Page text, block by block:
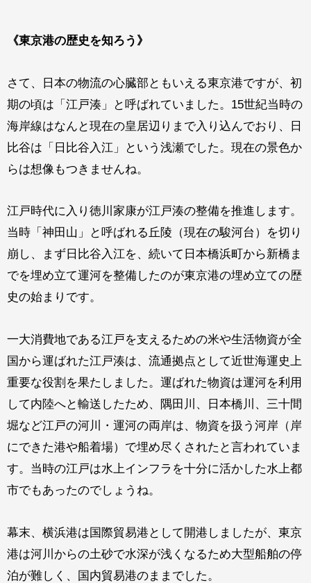
《東京港の歴史を知ろう 》
さて、日本の物流の心臓部ともいえる東京港ですが、初
期の頃は「江戸湊」と呼ばれていました。15世紀当時の
海岸線はなんと現在の皇居辺りまで入り込んでおり、日
比谷は「日比谷入江」という浅瀬でした。現在の景色か
らは想像もつきませんね。
江戸時代に入り徳川家康が江戸湊の整備を推進します。
当時「神田山」と呼ばれる丘陵（現在の駿河台）を切り
崩し、まず日比谷入江を、続いて日本橋浜町から新橋ま
でを埋め立て運河を整備したのが東京港の埋め立ての歴
史の始まりです。
一大消費地である江戸を支えるための米や生活物資が全
国から運ばれた江戸湊は、流通拠点として近世海運史上
重要な役割を果たしました。運ばれた物資は運河を利用
して内陸へと輸送したため、隅田川、日本橋川、三十間
堀など江戸の河川・運河の両岸は、物資を扱う河岸（岸
にできた港や船着場）で埋め尽くされたと言われていま
す。当時の江戸は水上インフラを十分に活かした水上都
市でもあったのでしょうね。
幕末、横浜港は国際貿易港として開港しましたが、東京
港は河川からの土砂で水深が浅くなるため大型船舶の停
泊が難しく、国内貿易港のままでした。